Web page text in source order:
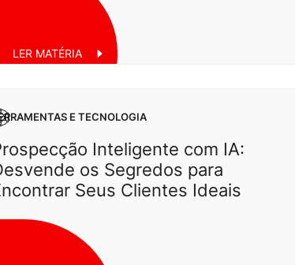
LER MATÉRIA
22 de agosto de 2025
E TECNOLOGIA
Inteligente com IA:
os Segredos para
Seus Clientes Ideais